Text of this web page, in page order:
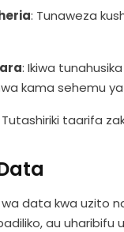
: Tunaweza
: Ikiwa
kama sehemu
Tutashiriki taarifa
wa data kwa uzito
au